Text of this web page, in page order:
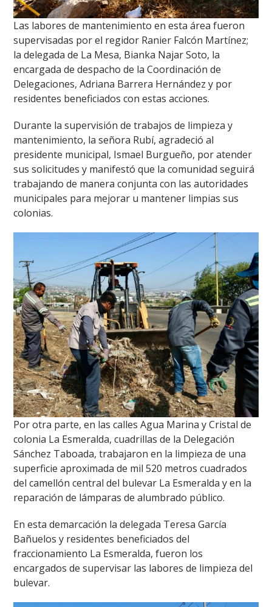
Las labores de mantenimiento en esta área fueron
supervisadas por el regidor Ranier Falcón Martínez;
la delegada de La Mesa, Bianka Najar Soto, la
encargada de despacho de la Coordinación de
Delegaciones, Adriana Barrera Hernández y por
residentes beneficiados con estas acciones.
Durante la supervisión de trabajos de limpieza y
mantenimiento, la señora Rubí, agradeció al
presidente municipal, Ismael Burgueño, por atender
sus solicitudes y manifestó que la comunidad seguirá
trabajando de manera conjunta con las autoridades
municipales para mejorar u mantener limpias sus
colonias.
Por otra parte, en las calles Agua Marina y Cristal de
colonia La Esmeralda, cuadrillas de la Delegación
Sánchez Taboada, trabajaron en la limpieza de una
superficie aproximada de mil 520 metros cuadrados
del camellón central del bulevar La Esmeralda y en la
reparación de lámparas de alumbrado público.
En esta demarcación la delegada Teresa García
Bañuelos y residentes beneficiados del
fraccionamiento La Esmeralda, fueron los
encargados de supervisar las labores de limpieza del
bulevar.